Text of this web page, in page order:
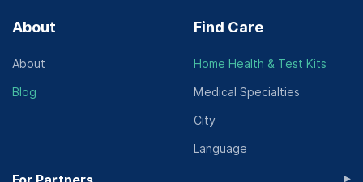
About
About
Blog
Find Care
Home Health & Test Kits
Medical Specialties
City
Language
▸